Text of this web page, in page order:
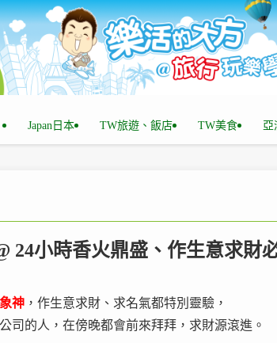
Japan日本 TW旅遊、飯店 TW美食 亞
24小時香火鼎盛、作生意求財
神 ，作生意求財、求名氣都特別靈驗，
司的人，在傍晚都會前來拜拜，求財源滾進。